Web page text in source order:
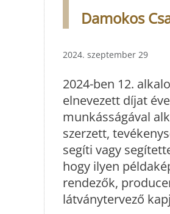
Damokos
2024. szeptember 29
2024-ben 12.
elnevezett díjat
munkásságával
szerzett,
segíti vagy
hogy ilyen
rendezők,
látványtervező